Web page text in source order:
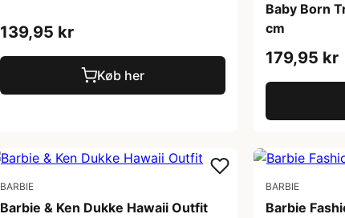
139,95 kr
Køb her
Baby Born
cm
179,95 kr
BARBIE
Barbie & Ken Dukke Hawaii Outfit
BARBIE
Barbie